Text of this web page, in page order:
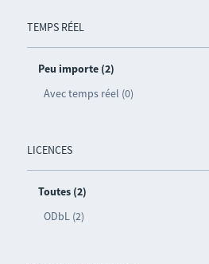
TEMPS RÉEL
Peu importe (2)
Avec temps réel (0)
LICENCES
Toutes (2)
ODbL (2)